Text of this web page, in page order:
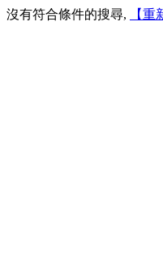
沒有符合條件的搜尋, 【重